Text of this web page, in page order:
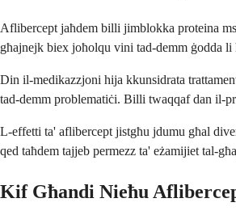
Aflibercept jaħdem billi jimblokka proteina
għajnejk biex joħolqu vini tad-demm ġodda
Din il-medikazzjoni hija kkunsidrata
tad-demm problematiċi. Billi twaqqaf dan il-
L-effetti ta' aflibercept jistgħu jdumu għal
qed taħdem tajjeb permezz ta' eżamijiet tal-
Kif Għandi Nieħu